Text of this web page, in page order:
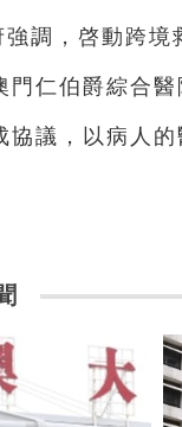
強調，啓動跨境
門仁伯爵綜合
協議，以病人